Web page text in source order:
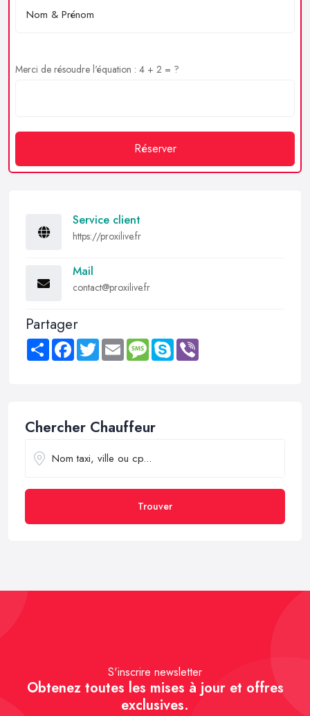
Merci de résoudre l'équation : 4 + 2 = ?
Réserver
Service client
https://proxilive.fr
Mail
contact@proxilive.fr
Partager
Share FacebookTwitter Email MessageSkype
Chercher Chauffeur
Trouver
S'inscrire newsletter
Obtenez toutes les mises à jour et offres
exclusives.